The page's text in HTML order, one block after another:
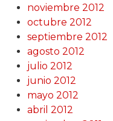
noviembre 2012
octubre 2012
septiembre 2012
agosto 2012
julio 2012
junio 2012
mayo 2012
abril 2012